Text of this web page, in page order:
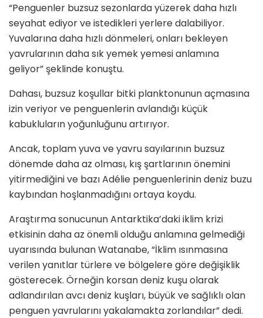
“Penguenler buzsuz sezonlarda yüzerek daha hızlı
seyahat ediyor ve istedikleri yerlere dalabiliyor.
Yuvalarına daha hızlı dönmeleri, onları bekleyen
yavrularının daha sık yemek yemesi anlamına
geliyor” şeklinde konuştu.
Dahası, buzsuz koşullar bitki planktonunun açmasına
izin veriyor ve penguenlerin avlandığı küçük
kabukluların yoğunluğunu artırıyor.
Ancak, toplam yuva ve yavru sayılarının buzsuz
dönemde daha az olması, kış şartlarının önemini
yitirmediğini ve bazı Adélie penguenlerinin deniz buzu
kaybından hoşlanmadığını ortaya koydu.
Araştırma sonucunun Antarktika’daki iklim krizi
etkisinin daha az önemli olduğu anlamına gelmediği
uyarısında bulunan Watanabe, “İklim ısınmasına
verilen yanıtlar türlere ve bölgelere göre değişiklik
gösterecek. Örneğin korsan deniz kuşu olarak
adlandırılan avcı deniz kuşları, büyük ve sağlıklı olan
penguen yavrularını yakalamakta zorlandılar” dedi.